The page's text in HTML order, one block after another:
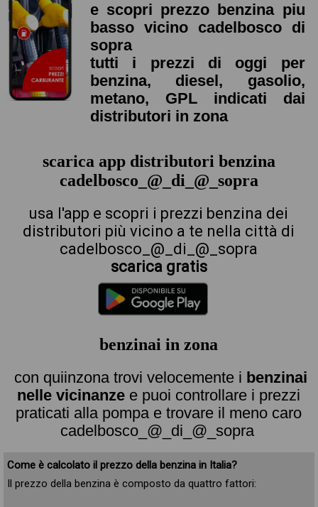
e scopri prezzo benzina piu
basso vicino cadelbosco di
sopra
tutti i prezzi di oggi per
benzina, diesel, gasolio,
metano, GPL indicati dai
distributori in zona
scarica app distributori benzina
cadelbosco_@_di_@_sopra
usa l'app e scopri i prezzi benzina dei
distributori più vicino a te nella città di
cadelbosco_@_di_@_sopra
scarica gratis
benzinai in zona
con quiinzona trovi velocemente i benzinai
nelle vicinanze e puoi controllare i prezzi
praticati alla pompa e trovare il meno caro
cadelbosco_@_di_@_sopra
Come è calcolato il prezzo della benzina in Italia?
Il prezzo della benzina è composto da quattro fattori: